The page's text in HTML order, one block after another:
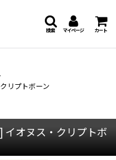
マイページ カート
検索
リプトボーン
イオヌス・クリプトボ